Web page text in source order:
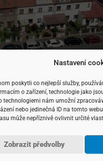
Nastavení
poskytli co nejlepší služby,
o zařízení, technologie jako
technologiemi nám umožní
nebo jedinečná ID na tomto
může nepříznivě ovlivnit určité
Zobrazit předvolby